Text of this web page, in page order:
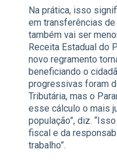
Na prática, isso
em transferências
também vai ser
Receita Estadual do
novo regramento
beneficiando o
progressivas foram
Tributária, mas o
esse cálculo o mais
população”, diz.
fiscal e da
trabalho”.